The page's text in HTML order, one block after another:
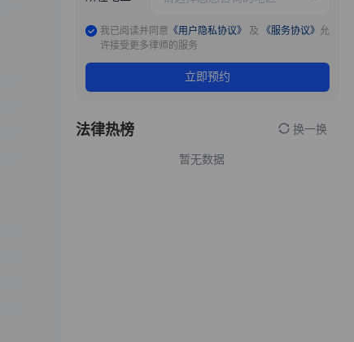
我已阅读并同意 《用户隐私协议》 及 《服务协议》 允
许接受更多律师的服务
立即预约
法律热榜 换一换
暂无数据